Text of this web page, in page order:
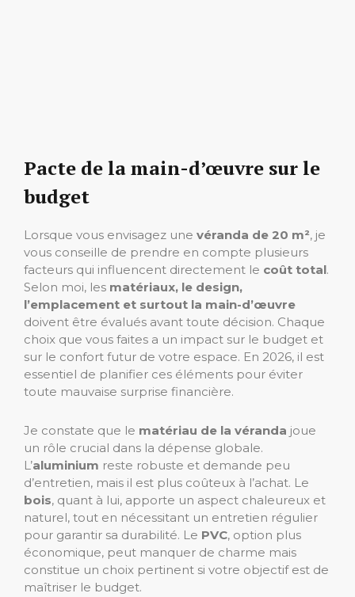
Pacte de la main-d’œuvre sur le
budget
Lorsque vous envisagez une véranda de 20 m², je
vous conseille de prendre en compte plusieurs
facteurs qui influencent directement le coût total.
Selon moi, les matériaux, le design,
l’emplacement et surtout la main-d’œuvre
doivent être évalués avant toute décision. Chaque
choix que vous faites a un impact sur le budget et
sur le confort futur de votre espace. En 2026, il est
essentiel de planifier ces éléments pour éviter
toute mauvaise surprise financière.
Je constate que le matériau de la véranda joue
un rôle crucial dans la dépense globale.
L’aluminium reste robuste et demande peu
d’entretien, mais il est plus coûteux à l’achat. Le
bois, quant à lui, apporte un aspect chaleureux et
naturel, tout en nécessitant un entretien régulier
pour garantir sa durabilité. Le PVC, option plus
économique, peut manquer de charme mais
constitue un choix pertinent si votre objectif est de
maîtriser le budget.